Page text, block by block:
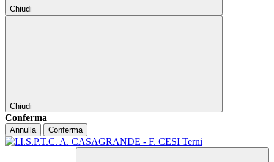
Chiudi
Chiudi
Conferma
Annulla Conferma